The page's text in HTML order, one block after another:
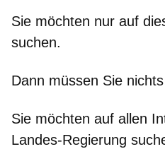
Sie möchten nur auf
suchen.
Dann müssen Sie
Sie möchten auf allen
Landes-Regierung